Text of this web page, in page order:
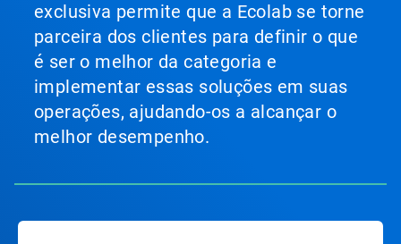
pontos.
exclusiva permite que a Ecolab se torne
parceira dos clientes para definir o que
é ser o melhor da categoria e
implementar essas soluções em suas
operações, ajudando-os a alcançar o
melhor desempenho.